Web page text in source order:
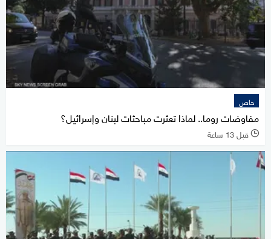
خاص
مفاوضات روما.. لماذا تعثرت مباحثات لبنان وإسرائيل؟
l قبل 13 ساعة